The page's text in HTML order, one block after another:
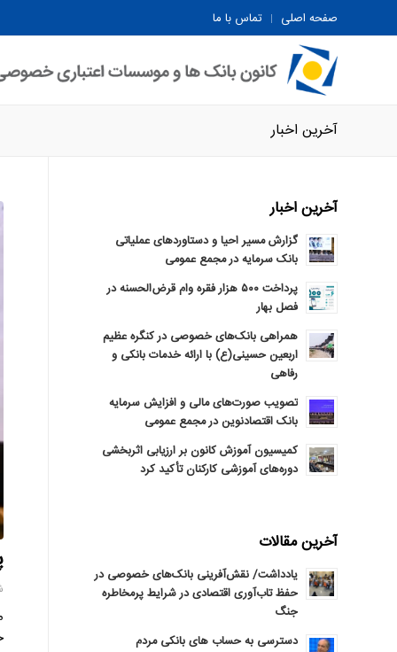
صفحه اصلی تماس با ما
آخرین اخبار
آخرین اخبار
گزارش مسیر احیا و دستاوردهای عملیاتی
بانک سرمایه در مجمع عمومی
پرداخت ۵۰۰ هزار فقره وام قرض‌الحسنه در
فصل بهار
همراهی بانک‌های خصوصی در کنگره عظیم
اربعین حسینی(ع) با ارائه خدمات بانکی و
رفاهی
تصویب صورت‌های مالی و افزایش سرمایه
بانک اقتصادنوین در مجمع عمومی
کمیسیون آموزش کانون بر ارزیابی اثربخشی
دوره‌های آموزشی کارکنان تأکید کرد
آخرین مقالات
یادداشت/ نقش‌آفرینی بانک‌های خصوصی در
حفظ تاب‌آوری اقتصادی در شرایط پرمخاطره
جنگ
دسترسی به حساب های بانکی مردم